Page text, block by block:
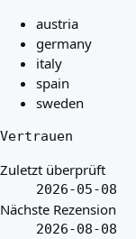
austria
germany
italy
spain
sweden
Vertrauen
Zuletzt überprüft
2026-05-08
Nächste Rezension
2026-08-08